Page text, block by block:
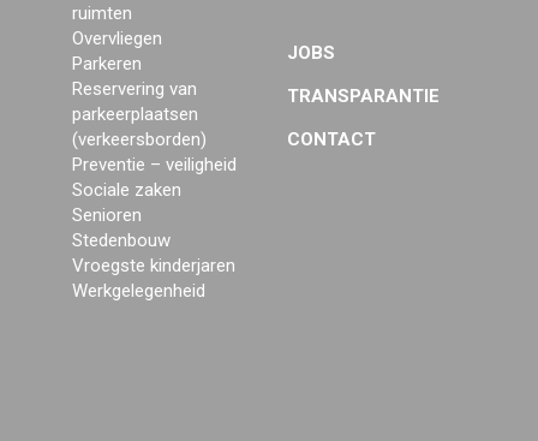
ruimten
Overvliegen
Parkeren
Reservering van
parkeerplaatsen
(verkeersborden)
Preventie – veiligheid
Sociale zaken
Senioren
Stedenbouw
Vroegste kinderjaren
Werkgelegenheid
JOBS
TRANSPARANTIE
CONTACT